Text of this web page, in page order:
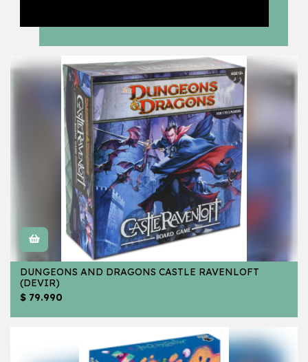
DUNGEONS AND DRAGONS CASTLE RAVENLOFT
(DEVIR)
$ 79.990